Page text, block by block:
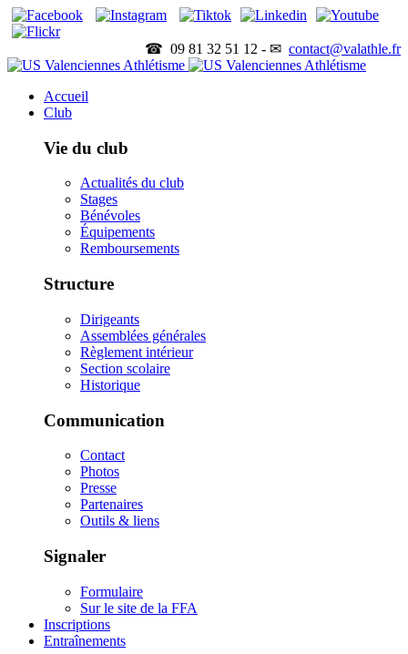
☎ 09 81 32 51 12 - ✉ contact@valathle.fr
Accueil
Club
Vie du club
Actualités du club
Stages
Bénévoles
Équipements
Remboursements
Structure
Dirigeants
Assemblées générales
Règlement intérieur
Section scolaire
Historique
Communication
Contact
Photos
Presse
Partenaires
Outils & liens
Signaler
Formulaire
Sur le site de la FFA
Inscriptions
Entraînements